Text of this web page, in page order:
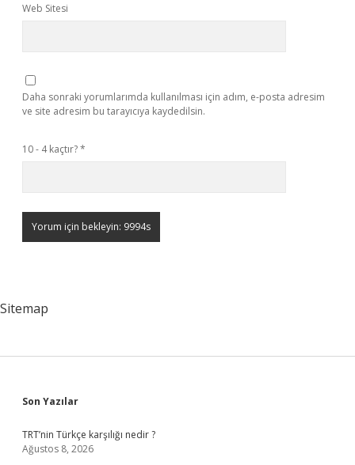
Web Sitesi
Daha sonraki yorumlarımda kullanılması için adım, e-posta adresim
ve site adresim bu tarayıcıya kaydedilsin.
10 - 4 kaçtır?*
Sitemap
Sidebar
Son Yazılar
TRT’nin Türkçe karşılığı nedir ?
Ağustos 8, 2026